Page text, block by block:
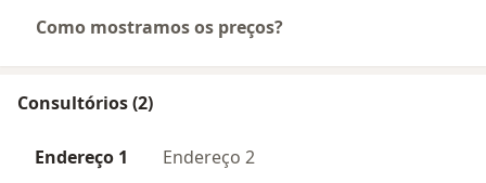
Como mostramos os preços?
Consultórios (2)
Endereço 1 Endereço 2